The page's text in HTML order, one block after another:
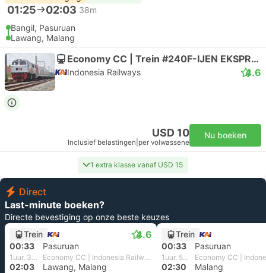
01:25 02:03 38m
Bangil, Pasuruan
Lawang, Malang
Economy CC | Trein #240F-IJEN EKSPRES
Indonesia Railways 4.6
USD 10
Inclusief belastingen per volwassene
Nu boeken
1 extra klasse vanaf USD 15
Direct
Last-minute boeken?
Directe bevestiging op onze beste keuzes
Trein
4.6
00:33 Pasuruan
1uur, 30m Economy CC | Indonesia Railways
02:03 Lawang, Malang
Trein
00:33
Pasuruan
1uur, 57m
02:30 Malang